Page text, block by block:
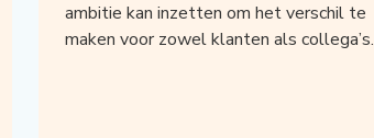
ambitie kan inzetten om het verschil te
maken voor zowel klanten als collega’s.